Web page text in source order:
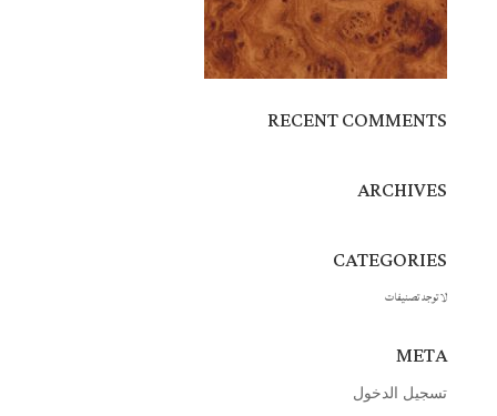
RECENT COMMENTS
ARCHIVES
CATEGORIES
لا توجد تصنيفات
META
تسجيل الدخول